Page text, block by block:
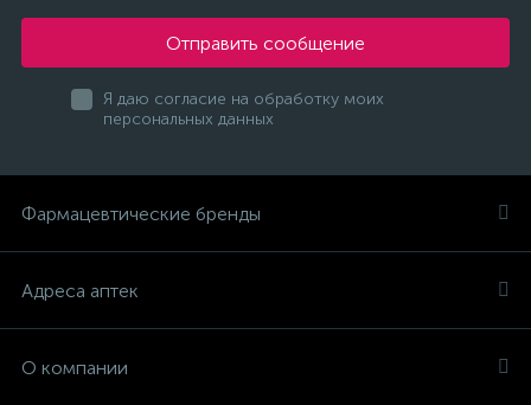
Отправить сообщение
Я даю согласие на обработку моих
персональных данных
Фармацевтические бренды
Адреса аптек
О компании